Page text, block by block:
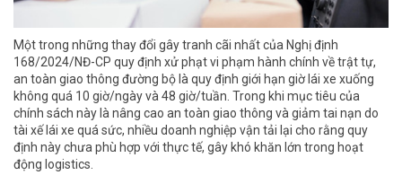
Một trong những thay đổi gây tranh cãi nhất của Nghị định
168/2024/NĐ-CP quy định xử phạt vi phạm hành chính về trật tự,
an toàn giao thông đường bộ là quy định giới hạn giờ lái xe xuống
không quá 10 giờ/ngày và 48 giờ/tuần. Trong khi mục tiêu của
chính sách này là nâng cao an toàn giao thông và giảm tai nạn do
tài xế lái xe quá sức, nhiều doanh nghiệp vận tải lại cho rằng quy
định này chưa phù hợp với thực tế, gây khó khăn lớn trong hoạt
động logistics.